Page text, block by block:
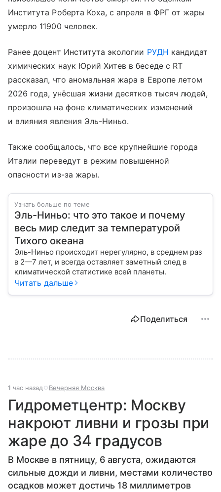
Института Роберта Коха, с апреля в ФРГ от жары
умерло 11900 человек.
Ранее доцент Института экологии РУДН кандидат
химических наук Юрий Хитев в беседе с RT
рассказал, что аномальная жара в Европе летом
2026 года, унёсшая жизни десятков тысяч людей,
произошла на фоне климатических изменений
и влияния явления Эль-Ниньо.
Также сообщалось, что все крупнейшие города
Италии переведут в режим повышенной
опасности из-за жары.
Узнать больше по теме
Эль-Ниньо: что это такое и почему
весь мир следит за температурой
Тихого океана
Эль-Ниньо происходит нерегулярно, в среднем раз
в 2—7 лет, и всегда оставляет заметный след в
климатической статистике всей планеты.
Читать дальше
Поделиться
1 час назад Вечерняя Москва
Гидрометцентр: Москву
накроют ливни и грозы при
жаре до 34 градусов
В Москве в пятницу, 6 августа, ожидаются
сильные дожди и ливни, местами количество
осадков может достичь 18 миллиметров